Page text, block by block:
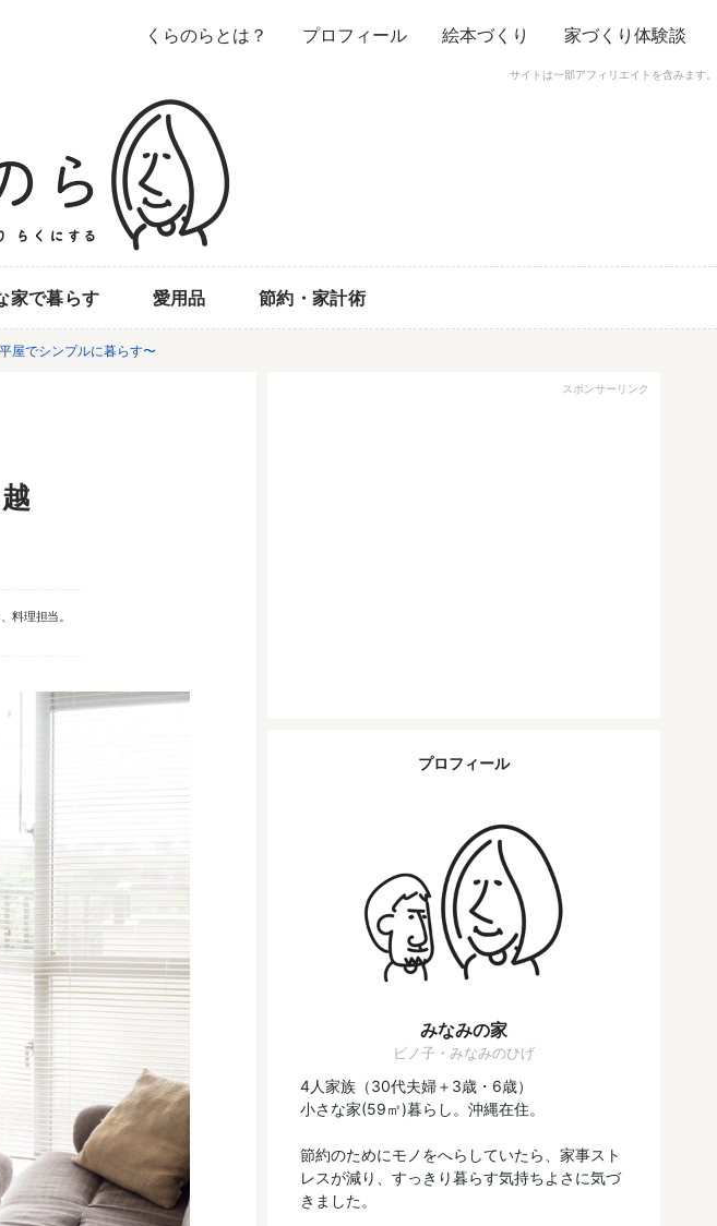
サイトは一部アフィリエイトを含みます。
くらのらとは？ プロフィール 絵本づくり 家づくり体験談
家で暮らす 愛用品 節約・家計術
屋でシンプルに暮らす〜
料理担当。
スポンサーリンク
プロフィール
みなみの家
ピノ子・みなみのひげ
4人家族（30代夫婦＋3歳・6歳）
小さな家(59㎡)暮らし。沖縄在住。
節約のためにモノをへらしていたら、家事スト
レスが減り、すっきり暮らす気持ちよさに気づ
きました。